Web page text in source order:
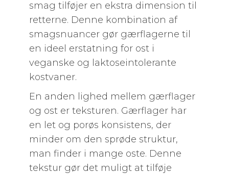
smag tilføjer en ekstra dimension til
retterne. Denne kombination af
smagsnuancer gør gærflagerne til
en ideel erstatning for ost i
veganske og laktoseintolerante
kostvaner.
En anden lighed mellem gærflager
og ost er teksturen. Gærflager har
en let og porøs konsistens, der
minder om den sprøde struktur,
man finder i mange oste. Denne
tekstur gør det muligt at tilføje